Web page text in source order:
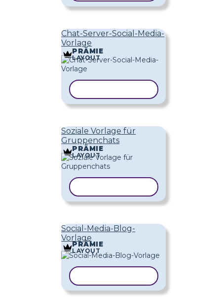
Chat-Server-Social-Media-
Vorlage
PRÄMIE
LAYOUT
Soziale Vorlage für
Gruppenchats
PRÄMIE
LAYOUT
Social-Media-Blog-
Vorlage
PRÄMIE
LAYOUT